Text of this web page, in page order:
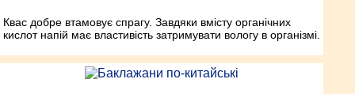
Квас добре втамовує спрагу. Завдяки вмісту органічних
кислот напій має властивість затримувати вологу в організмі.